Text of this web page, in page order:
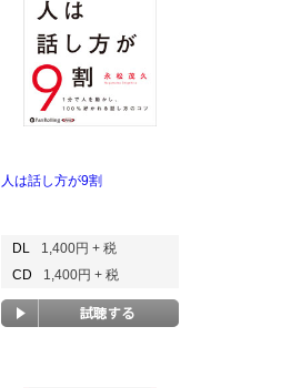
人は話し方が9割
DL
1,400円 + 税
CD
1,400円 + 税